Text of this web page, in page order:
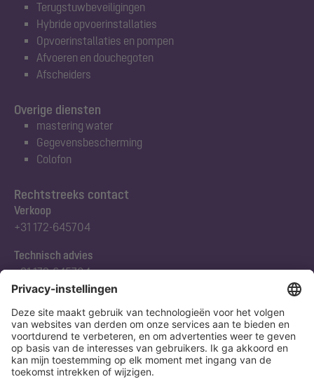
Terugstuwbeveiligingen
Hybride opvoerinstallaties
Opvoerinstallaties en pompen
Afvoeren en douchegoten
Afscheiders
Rechtstreeks contact
Verkoop
+31 172-645704
Technisch advies
+31 172-645704
Abonneert u zich op onze nieuwsbrief
Nu aanmelden
Overige diensten
mastering water
Gegevensbescherming
Colofon